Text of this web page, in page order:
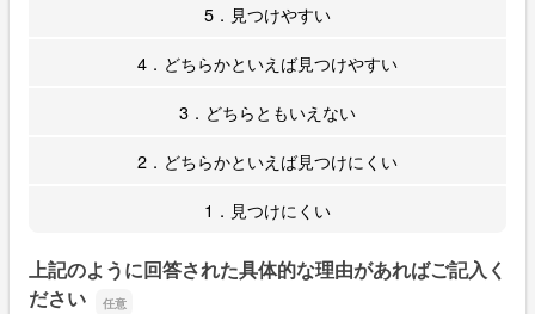
5．見つけやすい
4．どちらかといえば見つけやすい
3．どちらともいえない
2．どちらかといえば見つけにくい
1．見つけにくい
上記のように回答された具体的な理由があればご記入く
ださい